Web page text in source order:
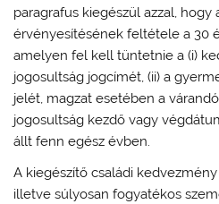
paragrafus kiegészül azzal, hogy
érvényesítésének feltétele a 30
amelyen fel kell tüntetnie a (i)
jogosultság jogcímét, (ii) a
jelét, magzat esetében a
jogosultság kezdő vagy
állt fenn egész évben.
A kiegészítő családi
illetve súlyosan fogyatékos